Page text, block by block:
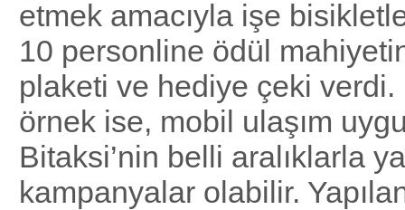
etmek amacıyla işe
10 personline ödül
plaketi ve hediye çeki verdi.
örnek ise, mobil ulaşım
Bitaksi’nin belli aralıklarla
kampanyalar olabilir.